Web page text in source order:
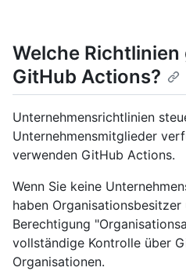
Welche
GitHub Actions?
Unternehmensrichtlinien
Unternehmensmitglieder
verwenden GitHub Actions.
Wenn Sie keine
haben
Berechtigung
vollständige Kontrolle über
Organisationen.